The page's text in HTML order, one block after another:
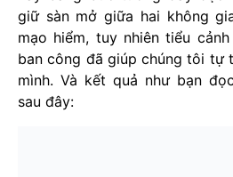
giữ sàn mở giữa hai không
mạo hiểm, tuy nhiên tiểu
ban công đã giúp chúng tôi tự
mình. Và kết quả như bạn
sau đây: